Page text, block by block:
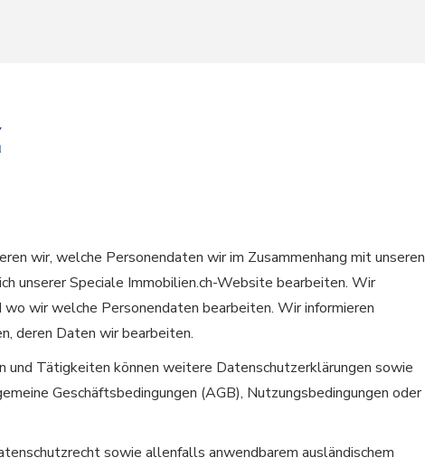
wir, welche Personendaten wir im Zusammenhang mit unseren
unserer Speciale Immobilien.ch-Website bearbeiten. Wir
wir welche Personendaten bearbeiten. Wir informieren
deren Daten wir bearbeiten.
Tätigkeiten können weitere Datenschutzerklärungen sowie
Geschäftsbedingungen (AGB), Nutzungsbedingungen oder
sowie allenfalls anwendbarem ausländischem